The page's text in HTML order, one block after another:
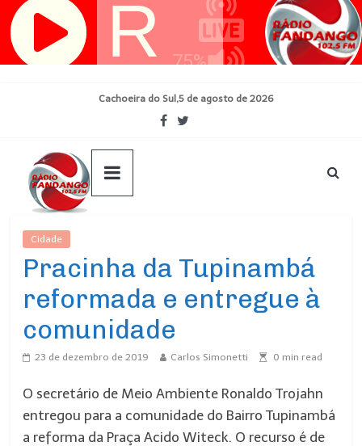
Pular
para
Cachoeira do Sul,5 de agosto de 2026
Cidade
Pracinha da Tupinambá
reformada e entregue à
comunidade
23 de dezembro de 2019 Carlos Simonetti 0 min read
O secretário de Meio Ambiente Ronaldo Trojahn
entregou para a comunidade do Bairro Tupinambá
a reforma da Praça Acido Witeck. O recurso é de